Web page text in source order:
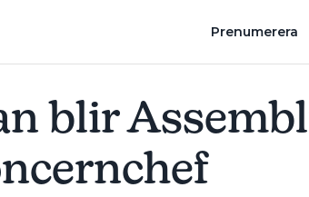
Prenumerera
blir
CURRENTUM TAR ÖVER TVÅ